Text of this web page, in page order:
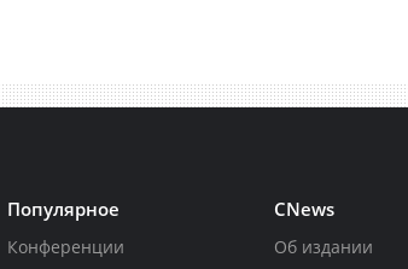
Популярное
Конференции
CNews
Об издании